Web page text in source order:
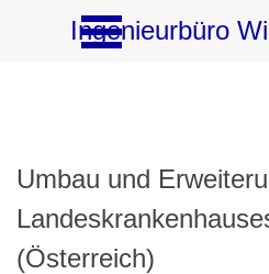
Ingenieurbüro
Umbau und
(Österreich)